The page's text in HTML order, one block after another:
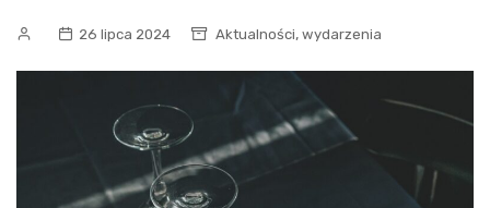
26 lipca 2024 Aktualności, wydarzenia